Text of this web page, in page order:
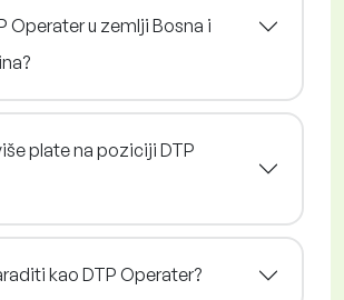
Operater u zemlji Bosna i
plate na poziciji DTP
kao DTP Operater?